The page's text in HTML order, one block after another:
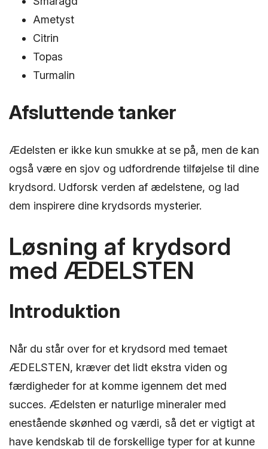
Ametyst
Citrin
Topas
Turmalin
Afsluttende tanker
Ædelsten er ikke kun smukke at se på, men de kan
også være en sjov og udfordrende tilføjelse til dine
krydsord. Udforsk verden af ædelstene, og lad
dem inspirere dine krydsords mysterier.
Løsning af krydsord
med ÆDELSTEN
Introduktion
Når du står over for et krydsord med temaet
ÆDELSTEN, kræver det lidt ekstra viden og
færdigheder for at komme igennem det med
succes. Ædelsten er naturlige mineraler med
enestående skønhed og værdi, så det er vigtigt at
have kendskab til de forskellige typer for at kunne